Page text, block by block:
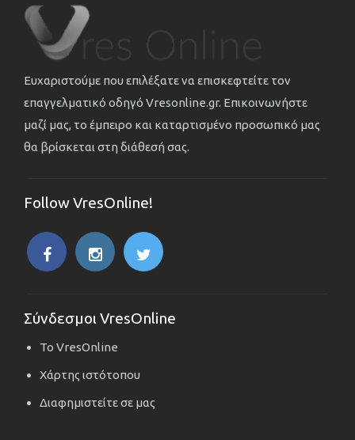
Ευχαριστούμε που επιλέξατε να επισκεφτείτε τον
επαγγελματικό οδηγό Vresonline.gr. Επικοινωνήστε
μαζί μας, το έμπειρο και καταρτισμένο προσωπικό μας
θα βρίσκεται στη διάθεσή σας.
Follow VresOnline!
Σύνδεσμοι VresOnline
Το VresOnline
Χάρτης ιστότοπου
Διαφημιστείτε σε μας